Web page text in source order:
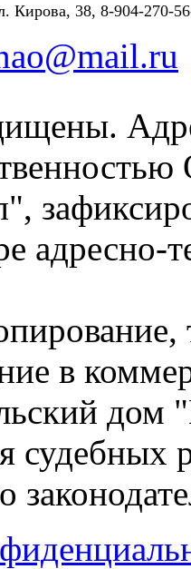
Кирова, 38, 8-904-270-
адресно-
в
дом
судебных